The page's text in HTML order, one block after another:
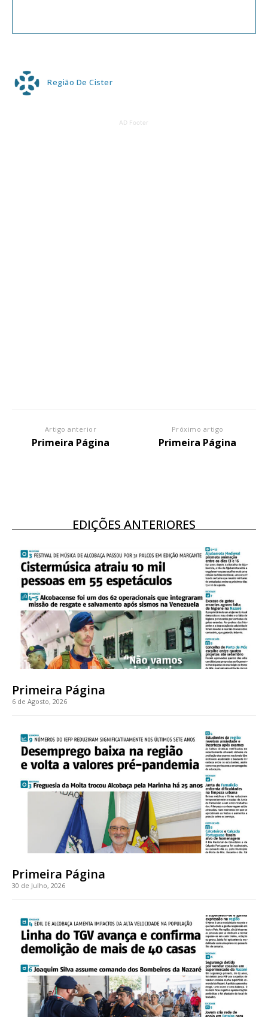
Planos de Assinatura
Faça-se assinante do Região de Cister e ajude-nos a manter este serviço
Sendo assinante terá acesso a todos os conteúdos exclusivos e versões
digitais.
Escolha o plano de assinatura desejado:
32€
12 meses
Edição em papel entregue à Quinta-feira em sua
Região De Cister
AD Footer
Artigo anterior
Primeira Página
Próximo artigo
Primeira Página
EDIÇÕES ANTERIORES
Primeira Página
6 de Agosto, 2026
Primeira Página
30 de Julho, 2026